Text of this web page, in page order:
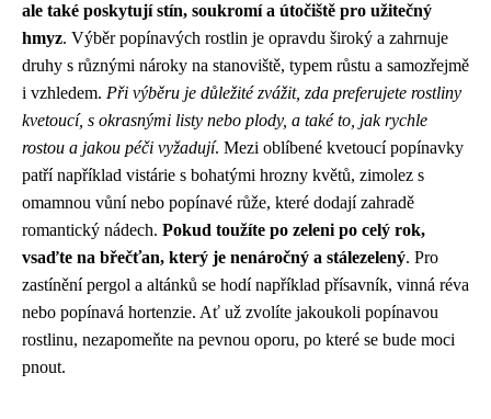
ale také poskytují stín, soukromí a útočiště pro užitečný
hmyz. Výběr popínavých rostlin je opravdu široký a zahrnuje
druhy s různými nároky na stanoviště, typem růstu a samozřejmě
i vzhledem. Při výběru je důležité zvážit, zda preferujete rostliny
kvetoucí, s okrasnými listy nebo plody, a také to, jak rychle
rostou a jakou péči vyžadují. Mezi oblíbené kvetoucí popínavky
patří například vistárie s bohatými hrozny květů, zimolez s
omamnou vůní nebo popínavé růže, které dodají zahradě
romantický nádech. Pokud toužíte po zeleni po celý rok,
vsaďte na břečťan, který je nenáročný a stálezelený. Pro
zastínění pergol a altánků se hodí například přísavník, vinná réva
nebo popínavá hortenzie. Ať už zvolíte jakoukoli popínavou
rostlinu, nezapomeňte na pevnou oporu, po které se bude moci
pnout.